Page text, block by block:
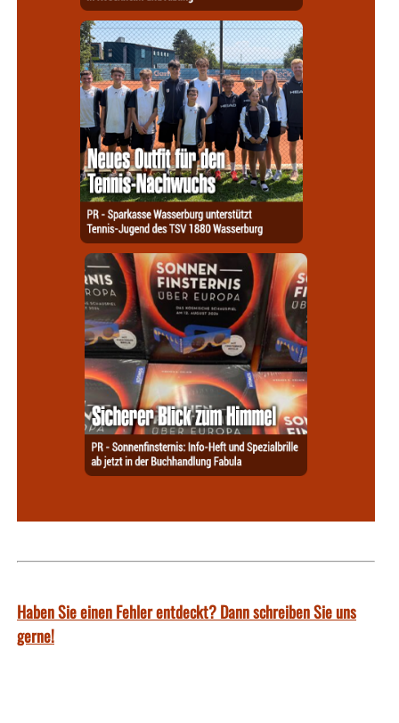
Haben Sie einen Fehler entdeckt? Dann schreiben Sie uns
gerne!